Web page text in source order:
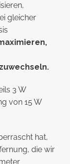
gleicher
3 W
von 15 W
hat,
die wir